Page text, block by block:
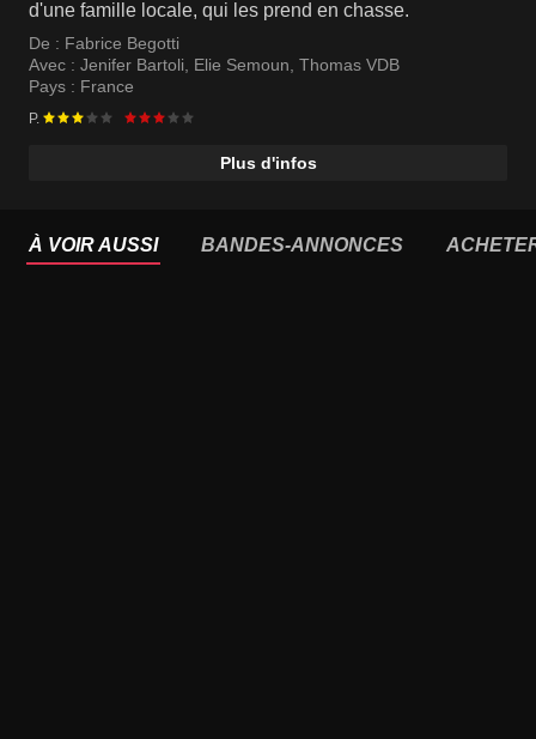
d'une famille locale, qui les prend en chasse.
De : Fabrice Begotti
Avec : Jenifer Bartoli, Elie Semoun, Thomas VDB
Pays : France
P.
Plus d'infos
À VOIR AUSSI BANDES-ANNONCES